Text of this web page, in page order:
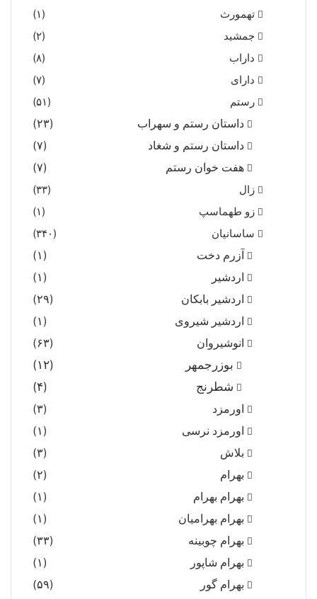
تهمورث
(۱)
جمشید
(۲)
داراب
(۸)
دارای
(۷)
رستم
(۵۱)
داستان رستم و سهراب
(۲۳)
داستان رستم و شغاد
(۷)
هفت خوان رستم‏
(۷)
زال
(۳۳)
زو طهماسپ‏
(۱)
ساسانیان
(۳۴۰)
آزرم دخت
(۱)
اردشیر
(۱)
اردشیر بابکان
(۲۹)
اردشیر شیروی
(۱)
انوشیروان
(۶۳)
بوزرجمهر
(۱۲)
شطرنج
(۴)
اورمزد
(۳)
اورمزد نرسى‏
(۱)
بلاش
(۳)
بهرام
(۲)
بهرام بهرام
(۱)
بهرام بهرامیان‏
(۱)
بهرام چوبینه
(۳۳)
بهرام شاپور
(۱)
بهرام گور
(۵۹)